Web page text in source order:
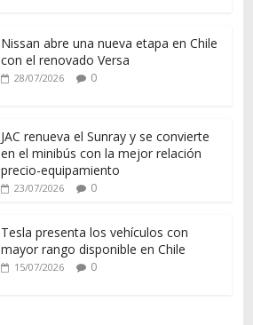
Nissan abre una nueva etapa en Chile
con el renovado Versa
28/07/2026 0
JAC renueva el Sunray y se convierte
en el minibús con la mejor relación
precio-equipamiento
23/07/2026 0
Tesla presenta los vehículos con
mayor rango disponible en Chile
15/07/2026 0